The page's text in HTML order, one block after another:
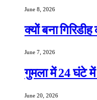
June 8, 2026
क्यों बना
June 7, 2026
गुमला में 24 घंटे में
June 20, 2026